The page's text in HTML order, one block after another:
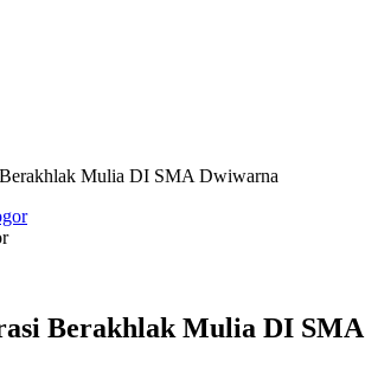
Mulia DI SMA Dwiwarna
Berakhlak Mulia DI